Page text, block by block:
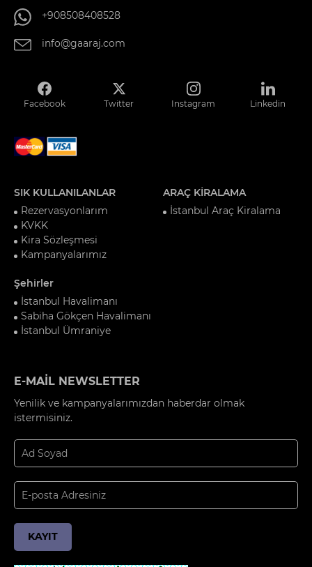
+908508408528
info@gaaraj.com
Facebook Twitter Instagram Linkedin
SIK KULLANILANLAR
Rezervasyonlarım
KVKK
Kira Sözleşmesi
Kampanyalarımız
ARAÇ KİRALAMA
İstanbul Araç Kiralama
Şehirler
İstanbul Havalimanı
Sabiha Gökçen Havalimanı
İstanbul Ümraniye
E-MAİL NEWSLETTER
Yenilik ve kampanyalarımızdan haberdar olmak
istermisiniz.
KAYIT